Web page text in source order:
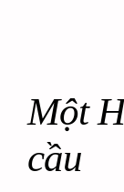
Một
cầu